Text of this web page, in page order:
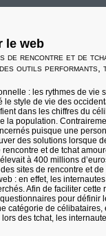
le web
de rencontre et de
outils performants,
: les rythmes de
style de vie des
dans les chiffres du
la population.
puisque une
des solutions
rencontre et de tchat
à 400 millions
sites de rencontre et
: en effet, les
Afin de faciliter
pour
catégorie de
des tchat, les